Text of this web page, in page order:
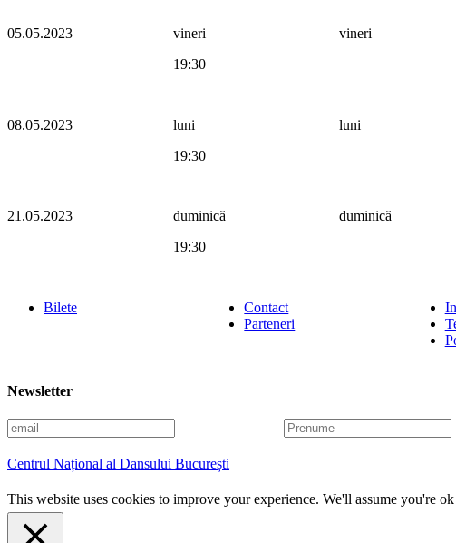
05.05.2023
vineri
19:30
vineri
08.05.2023
luni
19:30
luni
21.05.2023
duminică
19:30
duminică
Bilete
Contact
Parteneri
Newsletter
E
m
a
i
l
P
r
u
m
Centrul Național al Dansului București
This website uses cookies to improve your experience. We'll assume you're